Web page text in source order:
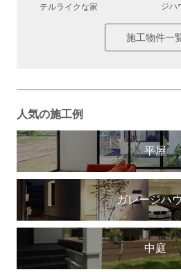
テルライクな家
ジハ
施工物件一
人気の施工例
平屋
ガレージハ
中庭